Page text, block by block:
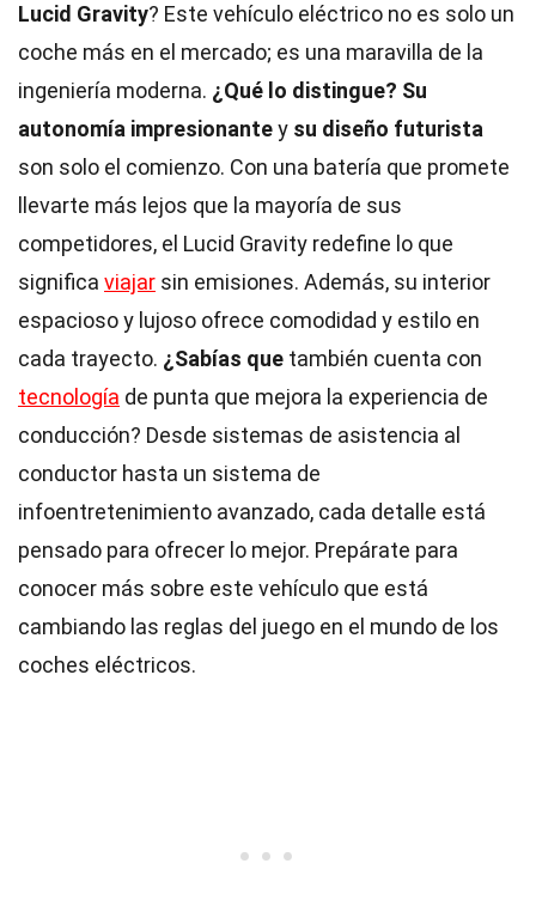
Lucid Gravity? Este vehículo eléctrico no es solo un
coche más en el mercado; es una maravilla de la
ingeniería moderna. ¿Qué lo distingue? Su
autonomía impresionantey su diseño futurista
son solo el comienzo. Con una batería que promete
llevarte más lejos que la mayoría de sus
competidores, el Lucid Gravity redefine lo que
significa viajar sin emisiones. Además, su interior
espacioso y lujoso ofrece comodidad y estilo en
cada trayecto. ¿Sabías que también cuenta con
tecnología de punta que mejora la experiencia de
conducción? Desde sistemas de asistencia al
conductor hasta un sistema de
infoentretenimiento avanzado, cada detalle está
pensado para ofrecer lo mejor. Prepárate para
conocer más sobre este vehículo que está
cambiando las reglas del juego en el mundo de los
coches eléctricos.